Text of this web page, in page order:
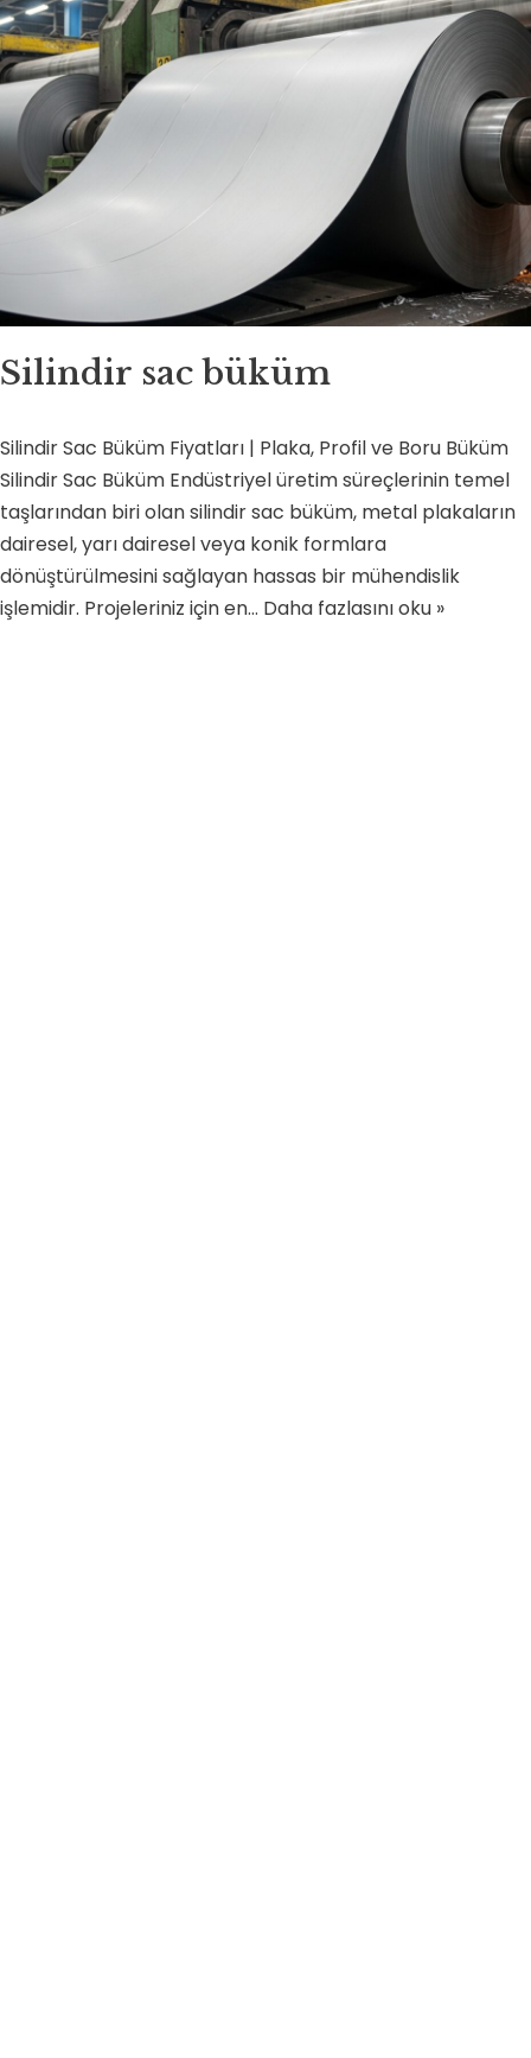
Silindir sac büküm
Silindir Sac Büküm Fiyatları | Plaka, Profil ve Boru Büküm
Silindir Sac Büküm Endüstriyel üretim süreçlerinin temel
taşlarından biri olan silindir sac büküm, metal plakaların
dairesel, yarı dairesel veya konik formlara
dönüştürülmesini sağlayan hassas bir mühendislik
işlemidir. Projeleriniz için en… Daha fazlasını oku »